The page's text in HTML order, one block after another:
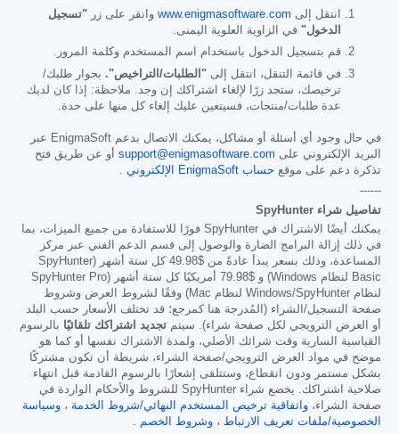
انتقل إلى www.enigmasoftware.com وانقر على زر "تسجيل
الدخول" في الزاوية العلوية اليمنى.
قم بتسجيل الدخول باستخدام اسم المستخدم وكلمة المرور.
في قائمة التنقل، انتقل إلى "الطلبات/التراخيص". بجوار طلبك/
ترخيصك، ستجد زرًا لإلغاء اشتراكك إن وجد. ملاحظة: إذا كان لديك
عدة طلبات/منتجات، فسيتعين عليك إلغاء كل منها على حدة.
في حال وجود أي أسئلة أو مشاكل، يمكنك الاتصال بدعم EnigmaSoft عبر
البريد الإلكتروني على support@enigmasoftware.com أو عن طريق فتح
تذكرة دعم على موقع حساب EnigmaSoft الإلكتروني
------
تفاصيل شراء SpyHunter
يمكنك أيضًا الاشتراك في SpyHunter فورًا للاستفادة من جميع الميزات، بما
في ذلك إزالة البرامج الضارة والوصول إلى قسم الدعم الفني عبر مركز
المساعدة، وذلك بسعر يبدأ عادةً من $49.98
كل ستة أشهر (SpyHunter
Basic لنظام Windows) و
$79.98
أمريكيًا كل ستة أشهر (SpyHunter Pro
لنظام Windows/SpyHunter لنظام Mac) وفقًا لشروط العرض وشروط
صفحة التسجيل/الشراء (المُدرجة هنا كمرجع؛ قد تختلف الأسعار حسب البلد
أو العرض الترويجي لكل صفحة شراء). سيتم تجديد اشتراكك تلقائيًا بالرسوم
القياسية السارية وقت شرائك الأصلي، ولمدة الاشتراك نفسها أو كما هو
موضح في مواد العرض الترويجي/صفحة الشراء، شريطة أن تكون مشتركًا
بشكل مستمر ودون انقطاع، وستتلقى إشعارًا بالرسوم القادمة قبل انتهاء
صلاحية اشتراكك. يخضع شراء SpyHunter للشروط والأحكام الواردة في
صفحة الشراء، واتفاقية ترخيص المستخدم النهائي/شروط الخدمة ، وسياسة
الخصوصية/ملفات تعريف الارتباط ، وشروط الخصم